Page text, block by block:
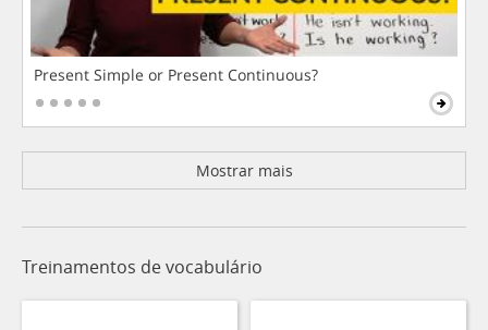
Present Simple or Present Continuous?
Mostrar mais
Treinamentos de vocabulário